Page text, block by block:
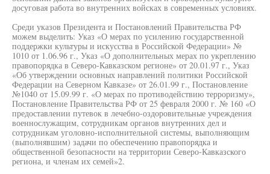
досуговая работа во внутренних войсках в современных условиях.
Среди указов Президента и Постановлений Правительства РФ
можем выделить: Указ «О мерах по усилению государственной
поддержки культуры и искусства в Российской Федерации» №
1010 от 1.06.96 г., Указ «О дополнительных мерах по укреплению
правопорядка в Северо-Кавказском регионе» от 20.01.97 г., Указ
«Об утверждении основных направлений политики Российской
Федерации на Северном Кавказе» от 26.01.99 г., Постановление
№1040 от 15.09.99 г. «О мерах по противодействию терроризму»,
Постановление Правительства РФ от 25 февраля 2000 г. № 160 «О
предоставлении путевок в лечебно-оздоровительные учреждения
военнослужащим, сотрудникам органов внутренних дел и
сотрудникам уголовно-исполнительной системы, выполняющим
(выполнявшим) задачи по обеспечению правопорядка и
общественной безопасности на территории Северо-Кавказского
региона, и членам их семей»2.